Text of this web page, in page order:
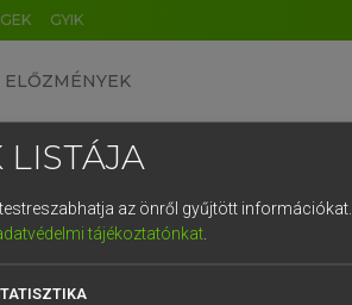
GYIK
ELŐZMÉNYEK
angol szótár
LISTÁJA
az önről gyűjtött információkat.
tájékoztatónkat.
DE CN FR ES IT NL
1 2 3 4 5 6